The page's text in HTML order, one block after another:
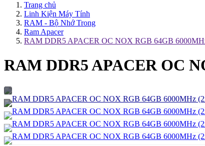
Trang chủ
Linh Kiện Máy Tính
RAM - Bộ Nhớ Trong
Ram Apacer
RAM DDR5 APACER OC NOX RGB 64GB
RAM DDR5 APACER OC